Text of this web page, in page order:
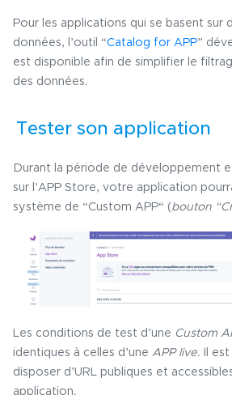
Pour les applications qui se basent sur
données, l’outil “Catalog for APP”
est disponible afin de simplifier le
des données.
Tester son application
Durant la période de développement
sur l’APP Store, votre application
système de “Custom APP“ (bouton
Les conditions de test d’une Custom
identiques à celles d’une APP live. Il
disposer d’URL publiques et
application.